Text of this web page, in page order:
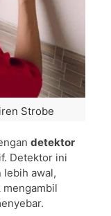
Strobe
detektor
Detektor ini
lebih awal,
mengambil